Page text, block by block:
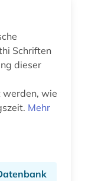
Schriften
dieser
werden, wie
Mehr